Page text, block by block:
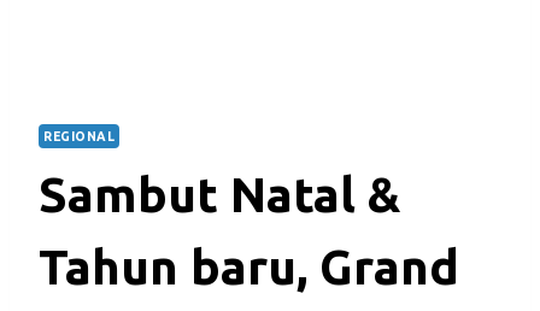
REGIONAL
Sambut Natal &
Tahun baru, Grand